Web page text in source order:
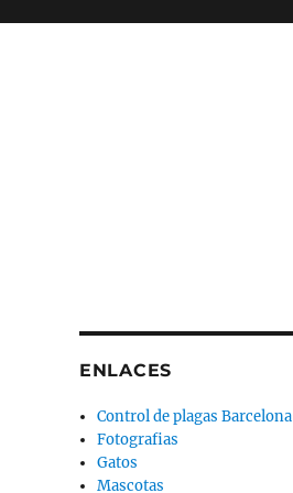
ENLACES
Control de plagas Barcelona
Fotografias
Gatos
Mascotas